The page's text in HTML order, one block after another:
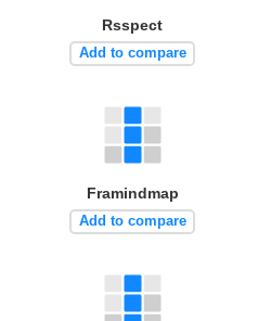
Rsspect
Add to compare
Framindmap
Add to compare